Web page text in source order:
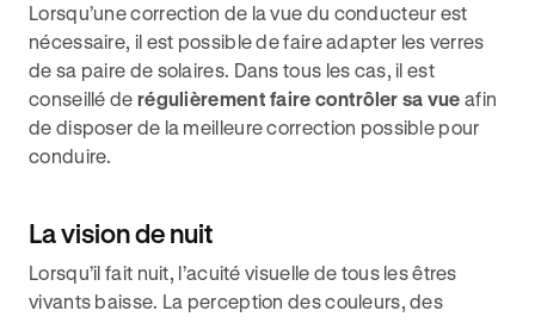
Lorsqu’une correction de la vue du conducteur est
nécessaire, il est possible de faire adapter les verres
de sa paire de solaires. Dans tous les cas, il est
conseillé de régulièrement faire contrôler sa vue afin
de disposer de la meilleure correction possible pour
conduire.
La vision de nuit
Lorsqu’il fait nuit, l’acuité visuelle de tous les êtres
vivants baisse. La perception des couleurs, des